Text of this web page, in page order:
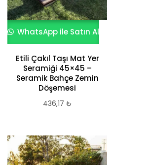
WhatsApp ile Satın Al
Etili Çakıl Taşı Mat Yer
Seramiği 45×45 –
Seramik Bahçe Zemin
Döşemesi
436,17 ₺